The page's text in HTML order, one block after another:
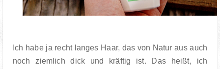
Ich habe ja recht langes Haar, das von Natur aus auch
noch ziemlich dick und kräftig ist. Das heißt, ich